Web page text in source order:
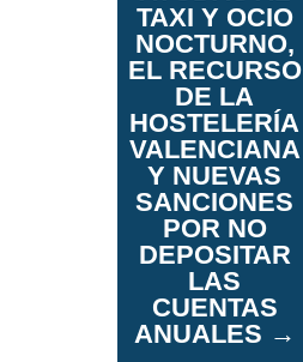
TAXI Y OCIO
NOCTURNO,
EL RECURSO
DE LA
HOSTELERÍA
VALENCIANA
Y NUEVAS
SANCIONES
POR NO
DEPOSITAR
LAS
CUENTAS
ANUALES →